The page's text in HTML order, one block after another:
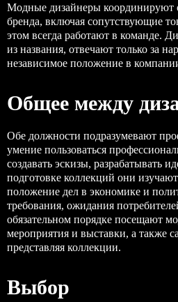
Модные дизайнеры координируют
бренда, включая сопутствующие
этом всегда работают в команде.
из названия, отвечают только за
независимое положение в
Общее между
Обе должности подразумевают
умение пользоваться
создавать эскизы, разрабатывать
подготовке коллекций они
положение дел в экономике и
требования, ожидания
обязательном порядке посещают
мероприятия и выставки, а также
представляя коллекции.
Выбор